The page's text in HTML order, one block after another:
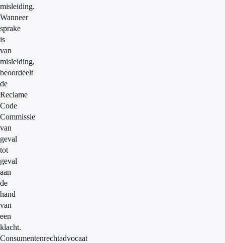
misleiding.
Wanneer
sprake
is
van
misleiding,
beoordeelt
de
Reclame
Code
Commissie
van
geval
tot
geval
aan
de
hand
van
een
klacht.
Consumentenrechtadvocaat